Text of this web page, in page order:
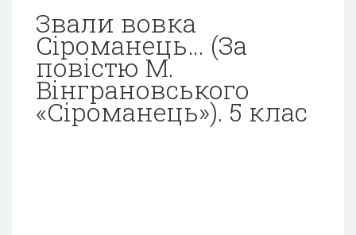
Звали вовка
Сіроманець… (За
повістю М.
Вінграновського
«Сіроманець»). 5 клас